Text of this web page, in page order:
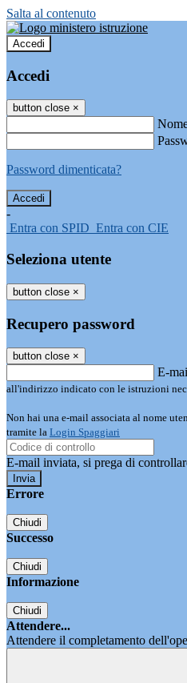
Salta al contenuto
Accedi
Accedi
button close ×
Password dimenticata?
-
Entra con SPID Entra con CIE
Seleziona utente
button close ×
Recupero password
button close ×
E-
all'indirizzo indicato con le istruzioni
Non hai una e-mail associata al nome
tramite la Login Spaggiari
E-mail inviata, si prega di
Errore
Chiudi
Successo
Chiudi
Informazione
Chiudi
Attendere...
Attendere il completamento